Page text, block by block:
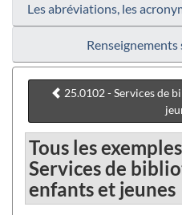
Les abréviations, les
25.0102 - Services de
Tous les
Services de
enfants et jeunes